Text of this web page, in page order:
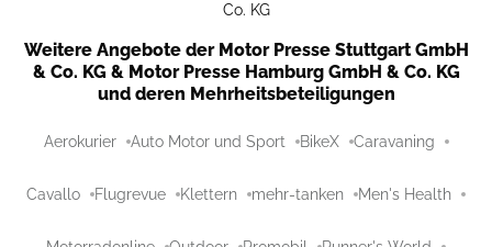
Co. KG
Weitere Angebote der Motor Presse Stuttgart GmbH
& Co. KG & Motor Presse Hamburg GmbH & Co. KG
und deren Mehrheitsbeteiligungen
Aerokurier Auto Motor und Sport BikeX Caravaning
Cavallo Flugrevue Klettern mehr-tanken Men's Health